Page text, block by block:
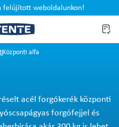
felújított weboldalunkon!
Központi alfa
acél forgókerék központi
forgófejjel és